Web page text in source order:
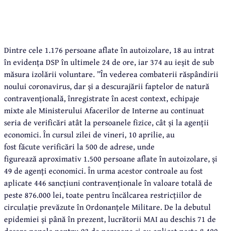
Dintre cele 1.176 persoane aflate în autoizolare, 18 au intrat
în evidența DSP în ultimele 24 de ore, iar 374 au ieșit de sub
măsura izolării voluntare. ”În vederea combaterii răspândirii
noului coronavirus, dar și a descurajării faptelor de natură
contravențională, înregistrate în acest context, echipaje
mixte ale Ministerului Afacerilor de Interne au continuat
seria de verificări atât la persoanele fizice, cât și la agenții
economici. În cursul zilei de vineri, 10 aprilie, au
fost făcute verificări la 500 de adrese, unde
figurează aproximativ 1.500 persoane aflate în autoizolare, și
49 de agenți economici. În urma acestor controale au fost
aplicate 446 sancțiuni contravenționale în valoare totală de
peste 876.000 lei, toate pentru încălcarea restricțiilor de
circulație prevăzute în Ordonanțele Militare. De la debutul
epidemiei și până în prezent, lucrătorii MAI au deschis 71 de